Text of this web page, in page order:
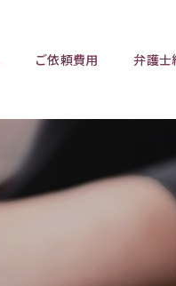
遺産分割調停
ご依頼費用 弁護士